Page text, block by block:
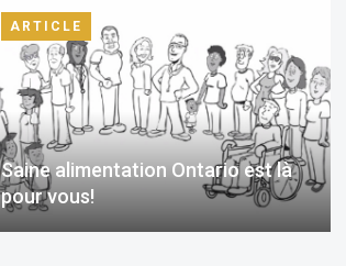
ARTICLE
Saine alimentation Ontario est là
pour vous!